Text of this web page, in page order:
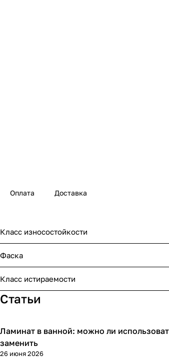
Оплата Доставка
Класс износостойкости
Фаска
Класс истираемости
Статьи
Напольные покрытия
Ламинат в ванной: можно ли
заменить
26 июня 2026